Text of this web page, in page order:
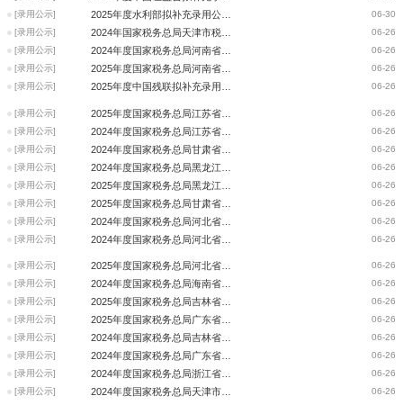
06-30
[录用公示]
06-26
[录用公示]
06-26
[录用公示]
06-26
[录用公示]
06-26
[录用公示]
06-26
[录用公示]
06-26
[录用公示]
06-26
[录用公示]
06-26
[录用公示]
06-26
[录用公示]
06-26
[录用公示]
06-26
[录用公示]
06-26
[录用公示]
06-26
[录用公示]
06-26
[录用公示]
06-26
[录用公示]
06-26
[录用公示]
06-26
[录用公示]
06-26
[录用公示]
06-26
[录用公示]
06-26
[录用公示]